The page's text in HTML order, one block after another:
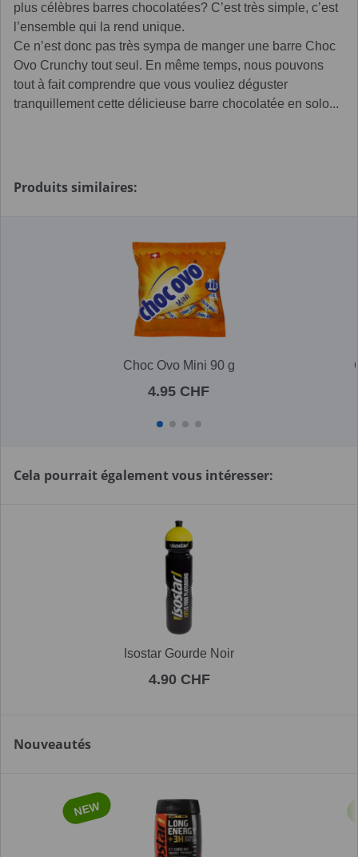
plus célèbres barres chocolatées? C’est très simple, c’est
l’ensemble qui la rend unique.
Ce n’est donc pas très sympa de manger une barre Choc
Ovo Crunchy tout seul. En même temps, nous pouvons
tout à fait comprendre que vous vouliez déguster
tranquillement cette délicieuse barre chocolatée en solo...
Produits similaires:
Choc Ovo Mini 90 g
4.95 CHF
Cela pourrait également vous intéresser:
Isostar Gourde Noir
4.90 CHF
Nouveautés
NEW